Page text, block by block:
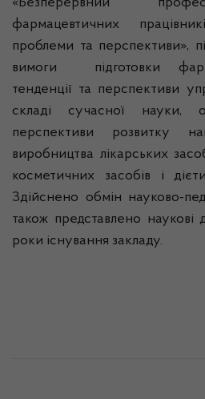
«Безперервний
фармацевтичних
проблеми та перспективи»,
вимоги підготовки
тенденції та перспективи
складі сучасної науки,
перспективи розвитку
виробництва лікарських
косметичних засобів і
Здійснено обмін науково-
також представлено наукові
роки існування закладу.